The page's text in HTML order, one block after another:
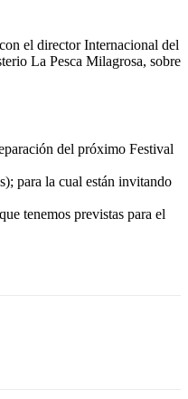
el director Internacional del
La Pesca Milagrosa, sobre
del próximo Festival
para la cual están invitando
tenemos previstas para el